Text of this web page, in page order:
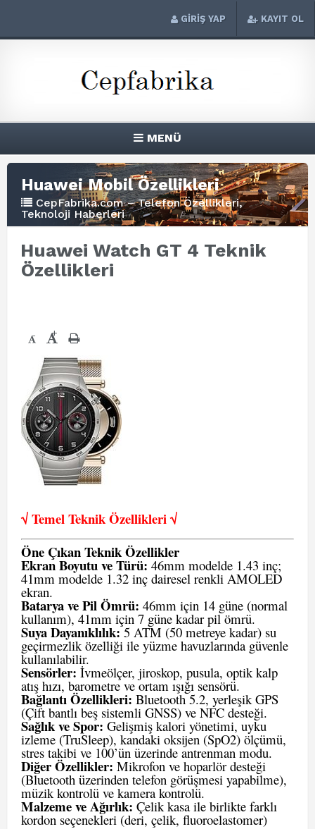
GİRİŞ YAP KAYIT OL
MENÜ
Huawei Mobil Özellikleri
CepFabrika.com – Telefon Özellikleri,
Teknoloji Haberleri
Huawei Watch GT 4 Teknik
Özellikleri
- +
√ Temel Teknik Özellikleri √
Öne Çıkan Teknik Özellikler
Ekran Boyutu ve Türü: 46mm modelde 1.43 inç;
41mm modelde 1.32 inç dairesel renkli AMOLED
ekran.
Batarya ve Pil Ömrü: 46mm için 14 güne (normal
kullanım), 41mm için 7 güne kadar pil ömrü.
Suya Dayanıklılık:5 ATM (50 metreye kadar) su
geçirmezlik özelliği ile yüzme havuzlarında güvenle
kullanılabilir.
Sensörler: İvmeölçer, jiroskop, pusula, optik kalp
atış hızı, barometre ve ortam ışığı sensörü.
Bağlantı Özellikleri: Bluetooth 5.2, yerleşik GPS
(Çift bantlı beş sistemli GNSS) ve NFC desteği.
Sağlık ve Spor: Gelişmiş kalori yönetimi, uyku
izleme (TruSleep), kandaki oksijen (SpO2) ölçümü,
stres takibi ve 100’ün üzerinde antrenman modu.
Diğer Özellikler: Mikrofon ve hoparlör desteği
(Bluetooth üzerinden telefon görüşmesi yapabilme),
müzik kontrolü ve kamera kontrolü.
Malzeme ve Ağırlık: Çelik kasa ile birlikte farklı
kordon seçenekleri (deri, çelik, fluoroelastomer)